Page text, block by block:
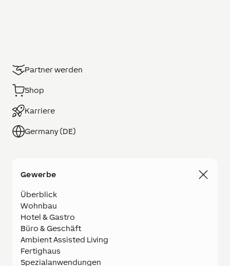
Partner werden
Shop
Karriere
Germany (DE)
Gewerbe
Überblick
Wohnbau
Hotel & Gastro
Büro & Geschäft
Ambient Assisted Living
Fertighaus
Spezialanwendungen